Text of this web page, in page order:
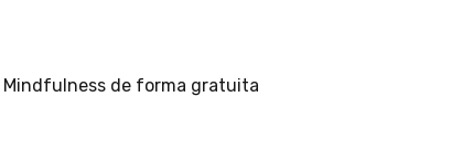
Mindfulness de forma gratuita